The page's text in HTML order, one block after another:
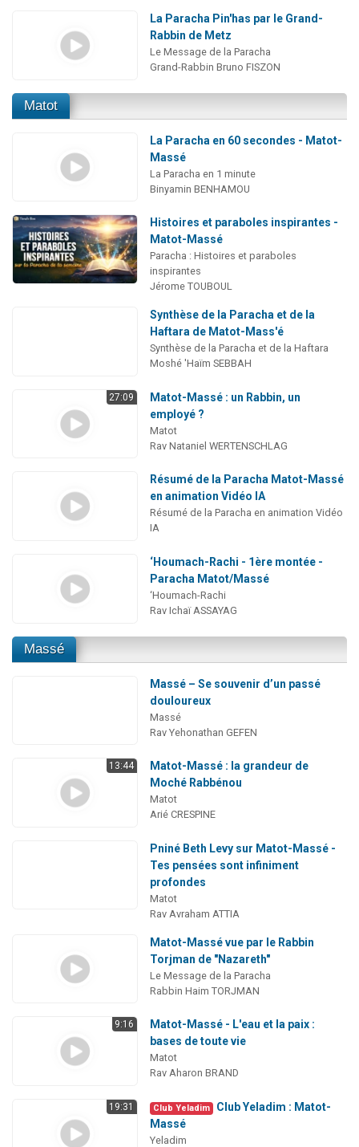
La Paracha Pin'has par le Grand-
Rabbin de Metz
Le Message de la Paracha
Grand-Rabbin Bruno FISZON
Matot
La Paracha en 60 secondes - Matot-
Massé
La Paracha en 1 minute
Binyamin BENHAMOU
Histoires et paraboles inspirantes -
Matot-Massé
Paracha : Histoires et paraboles
inspirantes
Jérome TOUBOUL
Synthèse de la Paracha et de la
Haftara de Matot-Mass'é
Synthèse de la Paracha et de la Haftara
Moshé 'Haïm SEBBAH
27:09
Matot-Massé : un Rabbin, un
employé ?
Matot
Rav Nataniel WERTENSCHLAG
Résumé de la Paracha Matot-Massé
en animation Vidéo IA
Résumé de la Paracha en animation Vidéo
IA
‘Houmach-Rachi - 1ère montée -
Paracha Matot/Massé
‘Houmach-Rachi
Rav Ichaï ASSAYAG
Massé
Massé – Se souvenir d’un passé
douloureux
Massé
Rav Yehonathan GEFEN
13:44
Matot-Massé : la grandeur de
Moché Rabbénou
Matot
Arié CRESPINE
Pniné Beth Levy sur Matot-Massé -
Tes pensées sont infiniment
profondes
Matot
Rav Avraham ATTIA
Matot-Massé vue par le Rabbin
Torjman de "Nazareth"
Le Message de la Paracha
Rabbin Haim TORJMAN
9:16
Matot-Massé - L'eau et la paix :
bases de toute vie
Matot
Rav Aharon BRAND
19:31 Club Yeladim
Club Yeladim : Matot-
Massé
Yeladim